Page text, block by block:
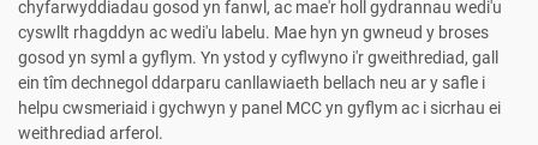
chyfarwyddiadau gosod yn fanwl, ac mae'r holl gydrannau wedi'u
cyswllt rhagddyn ac wedi'u labelu. Mae hyn yn gwneud y broses
gosod yn syml a gyflym. Yn ystod y cyflwyno i'r gweithrediad, gall
ein tîm dechnegol ddarparu canllawiaeth bellach neu ar y safle i
helpu cwsmeriaid i gychwyn y panel MCC yn gyflym ac i sicrhau ei
weithrediad arferol.